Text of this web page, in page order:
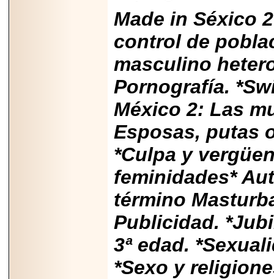
Made in Séxico
control de
masculino
Pornografía.
México 2: Las
Esposas, putas
*Culpa y
feminidades*
término
Publicidad.
3ª edad.
*Sexo y